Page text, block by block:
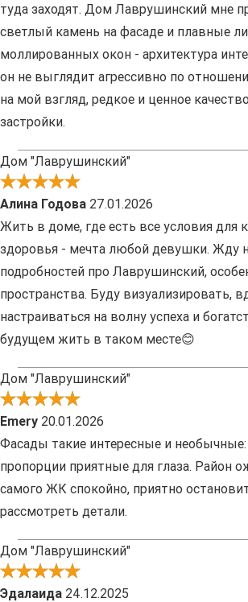
туда заходят. Дом Лаврушинский мне
светлый камень на фасаде и плавные
моллированных окон - архитектура
он не выглядит агрессивно по
на мой взгляд, редкое и ценное
застройки.
Дом "Лаврушинский"
Алина Годова 27.01.2026
Жить в доме, где есть все условия для
здоровья - мечта любой девушки. Жду
подробностей про Лаврушинский,
пространства. Буду визуализировать,
настраиваться на волну успеха и
будущем жить в таком месте😊
Дом "Лаврушинский"
Emery 20.01.2026
Фасады такие интересные и
пропорции приятные для глаза. Район
самого ЖК спокойно, приятно
рассмотреть детали.
Дом "Лаврушинский"
Эдалаида 24.12.2025